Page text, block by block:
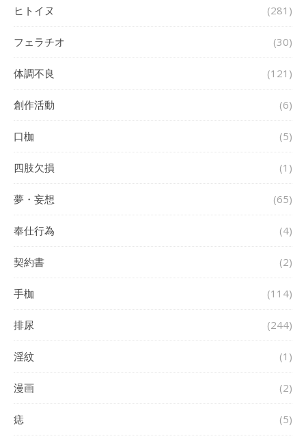
ヒトイヌ (281)
フェラチオ (30)
体調不良 (121)
創作活動 (6)
口枷 (5)
四肢欠損 (1)
夢・妄想 (65)
奉仕行為 (4)
契約書 (2)
手枷 (114)
排尿 (244)
淫紋 (1)
漫画 (2)
痣 (5)